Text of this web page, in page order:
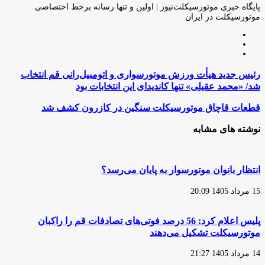
ایمیل
پایگاه خبری موتورسیکلت‌نیوز | اولین و تنها رسانه برخط اختصاصی
موتورسیکلت در ایران
رئیس
جدید
هیأت
ورزش
موتورسواری
اتومبیل‌رانی
شد/
«محمد
تنها
انتخابات
بود
رئیس جدید هیأت ورزش موتورسواری و اتومبیل‌رانی قم انتخاب
شد/ «محمد عقیلی» تنها کاندیدای این انتخابات بود
قطعات
موتورسیکلت
سنگین
کشف
شد
قطعات قاچاق موتورسیکلت سنگین در کازرون کشف شد
نوشته های مشابه
انتظار بانوان موتورسوار به پایان می‌رسد؟
15 مرداد 1405 20:09
پلیس اعلام کرد: 56 درصد فوتی‌های تصادفات قم را راکبان
موتورسیکلت تشکیل می‌دهند
14 مرداد 1405 21:27